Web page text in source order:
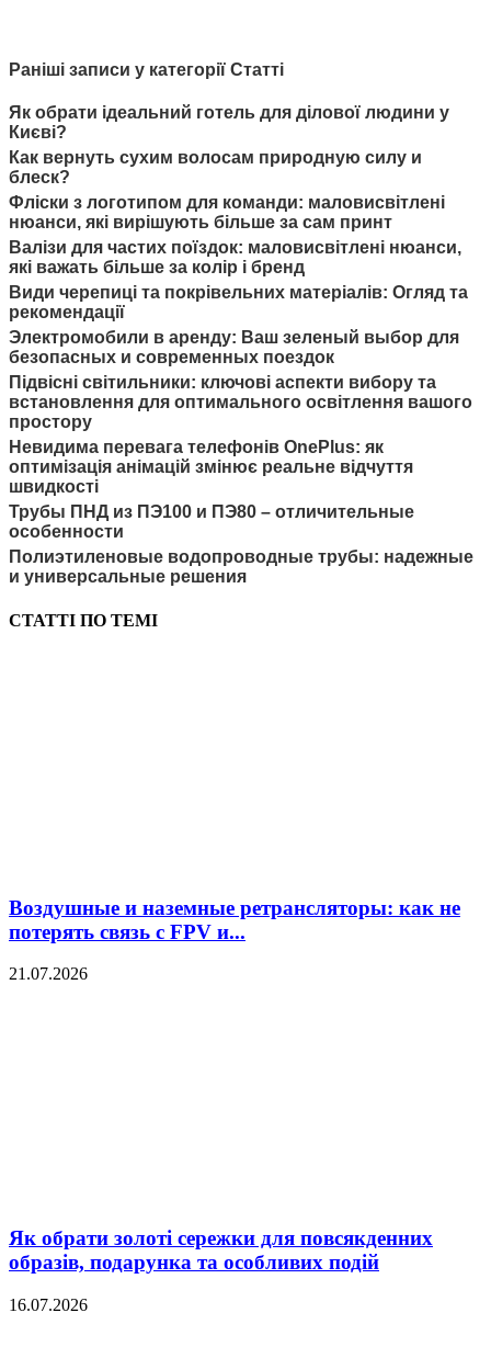
Раніші записи у категорії Статті
Як обрати ідеальний готель для ділової людини у
Києві?
Как вернуть сухим волосам природную силу и
блеск?
Фліски з логотипом для команди: маловисвітлені
нюанси, які вирішують більше за сам принт
Валізи для частих поїздок: маловисвітлені нюанси,
які важать більше за колір і бренд
Види черепиці та покрівельних матеріалів: Огляд та
рекомендації
Электромобили в аренду: Ваш зеленый выбор для
безопасных и современных поездок
Підвісні світильники: ключові аспекти вибору та
встановлення для оптимального освітлення вашого
простору
Невидима перевага телефонів OnePlus: як
оптимізація анімацій змінює реальне відчуття
швидкості
Трубы ПНД из ПЭ100 и ПЭ80 – отличительные
особенности
Полиэтиленовые водопроводные трубы: надежные
и универсальные решения
СТАТТІ ПО ТЕМІ
Воздушные и наземные ретрансляторы: как не
потерять связь с FPV и...
21.07.2026
Як обрати золоті сережки для повсякденних
образів, подарунка та особливих подій
16.07.2026